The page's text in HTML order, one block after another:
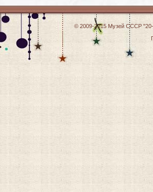
© 2009-2015 Музей СССР